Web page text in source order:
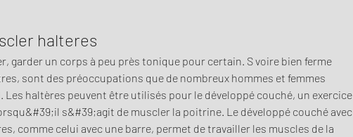
halteres
garder un corps à peu près tonique pour certain. S voire bien ferme
sont des préoccupations que de nombreux hommes et femmes
Les haltères peuvent être utilisés pour le développé couché, un exercice
s&#39;agit de muscler la poitrine. Le développé couché avec
comme celui avec une barre, permet de travailler les muscles de la